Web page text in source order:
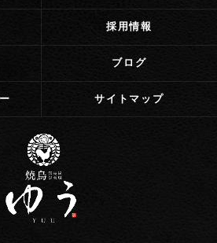
採用情報
ブログ
サイトマップ